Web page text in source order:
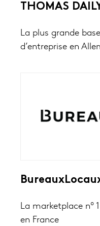
THOMAS
La plus grande
d’entreprise en
La marketplace nº
en France